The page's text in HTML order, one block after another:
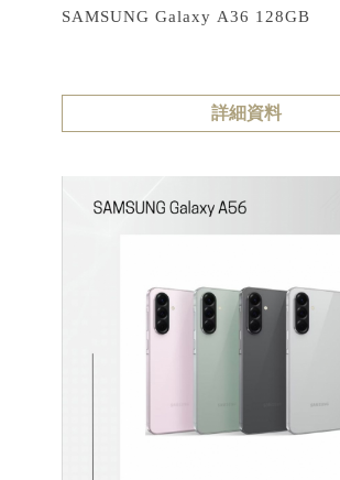
SAMSUNG Galaxy A36 128GB
詳細資料